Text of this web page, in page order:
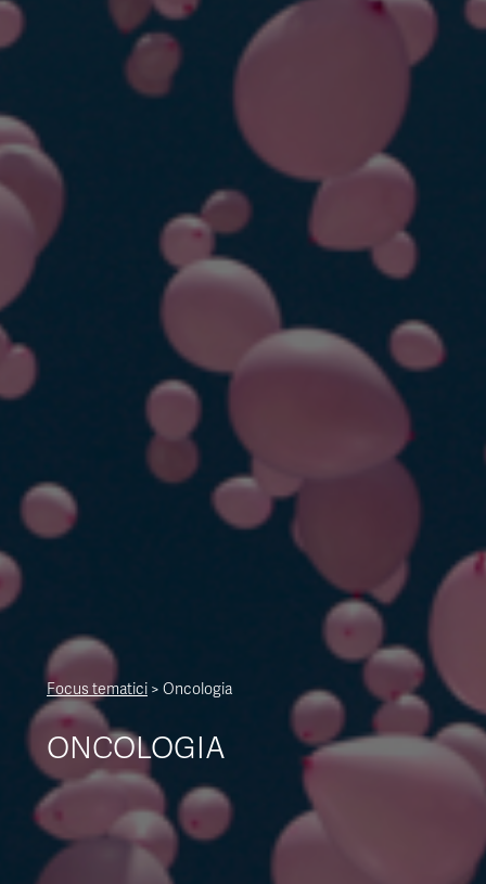
Focus tematici > Oncologia
ONCOLOGIA